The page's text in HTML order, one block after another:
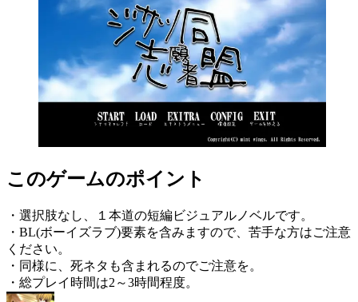
このゲームのポイント
・選択肢なし、１本道の短編ビジュアルノベルです。
・BL(ボーイズラブ)要素を含みますので、苦手な方はご注意
ください。
・同様に、死ネタも含まれるのでご注意を。
・総プレイ時間は2～3時間程度。